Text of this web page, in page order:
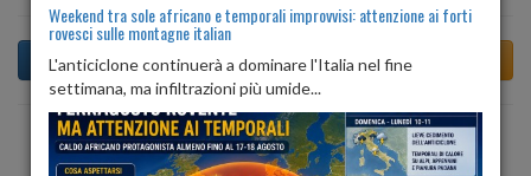
Previsioni del Tempo a Alzano Scrivia di domani
Weekend tra sole africano e temporali improvvisi: attenzione ai forti
rovesci sulle montagne italian
L'anticiclone continuerà a dominare l'Italia nel fine
settimana, ma infiltrazioni più umide...